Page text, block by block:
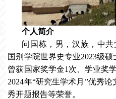
个人简介
问国栋，男，汉族，中
国别学院世界史专业2023级硕
曾获国家奖学金1次、学业奖
2024年“研究生学术月”优秀
秀开题报告等荣誉。